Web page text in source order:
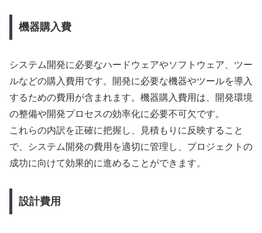
機器購入費
システム開発に必要なハードウェアやソフトウェア、ツー
ルなどの購入費用です。開発に必要な機器やツールを導入
するための費用が含まれます。機器購入費用は、開発環境
の整備や開発プロセスの効率化に必要不可欠です。
これらの内訳を正確に把握し、見積もりに反映すること
で、システム開発の費用を適切に管理し、プロジェクトの
成功に向けて効果的に進めることができます。
設計費用